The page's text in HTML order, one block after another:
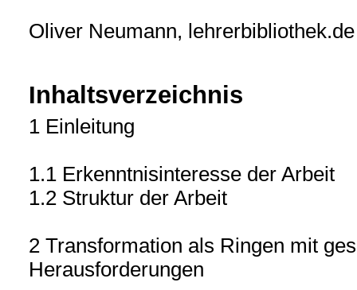
Oliver Neumann, lehrerbibliothek.de
Inhaltsverzeichnis
1 Einleitung
1.1 Erkenntnisinteresse der Arbeit
1.2 Struktur der Arbeit
2 Transformation als Ringen mit
Herausforderungen